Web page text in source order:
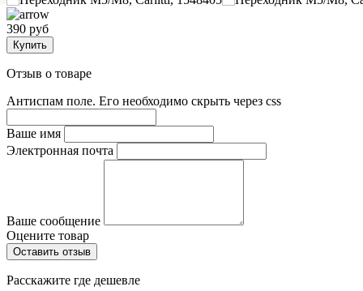
390 руб
Купить
Отзыв о товаре
Антиспам поле. Его необходимо скрыть через css
Ваше имя
Электронная почта
Ваше сообщение
Оцените товар
Расскажите где дешевле